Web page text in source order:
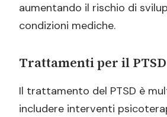
aumentando il rischio di
condizioni mediche.
Trattamenti per il PTSD
Il trattamento del PTSD è
includere interventi